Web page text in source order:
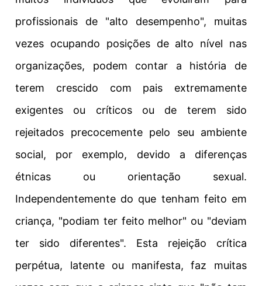
profissionais de "alto desempenho", muitas
vezes ocupando posições de alto nível nas
organizações, podem contar a história de
terem crescido com pais extremamente
exigentes ou críticos ou de terem sido
rejeitados precocemente pelo seu ambiente
social, por exemplo, devido a diferenças
étnicas ou orientação sexual.
Independentemente do que tenham feito em
criança, "podiam ter feito melhor" ou "deviam
ter sido diferentes". Esta rejeição crítica
perpétua, latente ou manifesta, faz muitas